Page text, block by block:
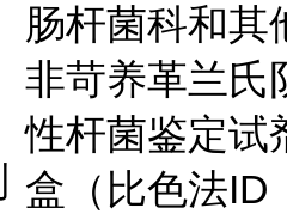
肠杆菌科和其
非苛养革兰氏
性杆菌鉴定试
盒（比色法ID